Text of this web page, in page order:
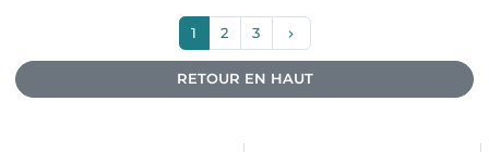
1 2 3 keyboard_arrow_right
RETOUR EN HAUT